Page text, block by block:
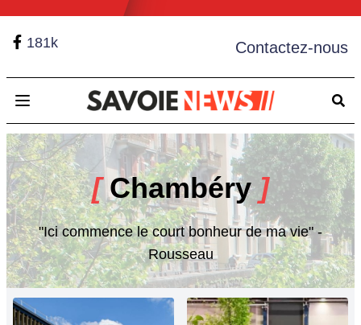
181k Contactez-nous
Open main menu
[Chambéry]
"Ici commence le court bonheur de ma vie" -
Rousseau